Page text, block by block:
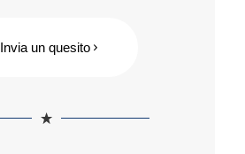
Invia un quesito